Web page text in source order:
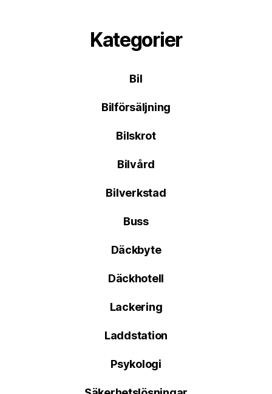
Kategorier
Bil
Bilförsäljning
Bilskrot
Bilvård
Bilverkstad
Buss
Däckbyte
Däckhotell
Lackering
Laddstation
Psykologi